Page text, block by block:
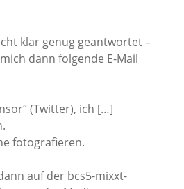
klar genug geantwortet –
dann folgende E-Mail
(Twitter), ich […]
fotografieren.
auf der bcs5-mixxt-